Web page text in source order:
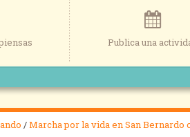
Publica una
/Marcha por la vida en San Bernardo